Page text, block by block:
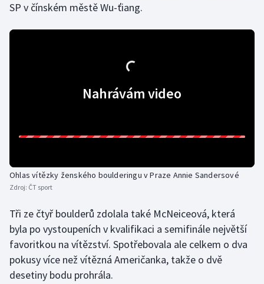
Judo
Lyže a snowboard
Olympijské hry
Parasport
Plavání
Plážový volejbal
SP v čínském městě Wu-ťiang.
Nahrávám video
Ohlas vítězky ženského boulderingu v Praze Annie Sandersové
Zdroj: ČT sport
Tři ze čtyř boulderů zdolala také McNeiceová, která
byla po vystoupeních v kvalifikaci a semifinále největší
favoritkou na vítězství. Spotřebovala ale celkem o dva
pokusy více než vítězná Američanka, takže o dvě
desetiny bodu prohrála.